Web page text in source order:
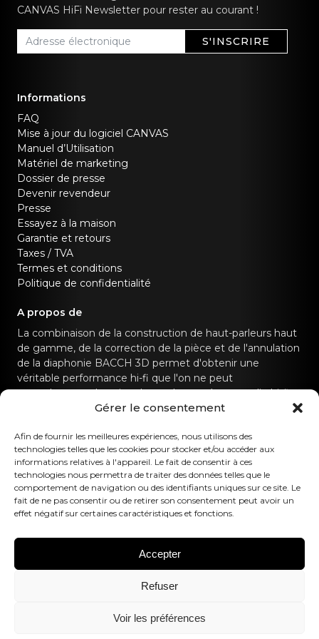
Gérer le consentement
Afin de fournir les meilleures expériences, nous utilisons des
technologies telles que les cookies pour stocker et/ou accéder aux
informations relatives à l'appareil. Le fait de consentir à ces
technologies nous permettra de traiter des données telles que le
comportement de navigation ou des identifiants uniques sur ce site. Le
fait de ne pas consentir ou de retirer son consentement peut avoir un
effet négatif sur certaines caractéristiques et fonctions.
Accepter
Refuser
Voir les préférences
CANVAS HiFi Newsletter pour rester au courant !
S'INSCRIRE
Informations
FAQ
Mise à jour du logiciel CANVAS
Manuel d’Utilisation
Matériel de marketing
Dossier de presse
Devenir revendeur
Presse
Essayez à la maison
Garantie et retours
Taxes / TVA
Termes et conditions
Politique de confidentialité
A propos de
La combinaison de la construction de haut-parleurs haut
de gamme, de la correction de la pièce et de l'annulation
de la diaphonie BACCH 3D permet d'obtenir une
véritable performance hi-fi que l'on ne peut
normalement obtenir qu'avec des systèmes audio hi-fi
Contactez-nous
hello@canvashifi.com Appeler le +45 29 75 00 45
CANVAS HiFi ApS
Flade Engvej 4
Numéro de TVA :DK43519425